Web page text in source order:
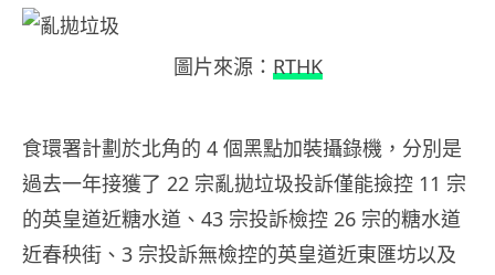
圖片來源： RTHK
食環署計劃於北角的 4 個黑點加裝攝錄機，分別是
過去一年接獲了 22 宗亂拋垃圾投訴僅能撿控 11 宗
的英皇道近糖水道、43 宗投訴檢控 26 宗的糖水道
近春秧街、3 宗投訴無檢控的英皇道近東匯坊以及